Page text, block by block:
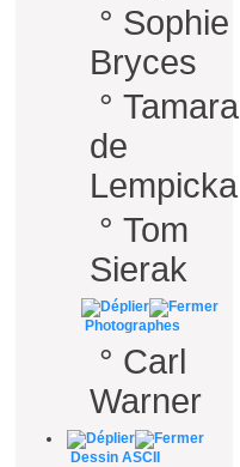
° Sophie
Bryces
° Tamara
de
Lempicka
° Tom
Sierak
Photographes
° Carl
Warner
Dessin ASCII